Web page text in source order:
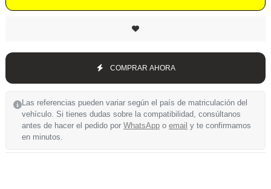
COMPRAR AHORA
Las referencias pueden variar según el país de matriculación del
vehículo. Si tienes dudas sobre la compatibilidad, consúltanos
antes de hacer el pedido por WhatsApp o email y te confirmamos
en minutos.